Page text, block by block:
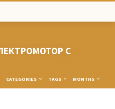
С
CATEGORIES TAGS MONTHS